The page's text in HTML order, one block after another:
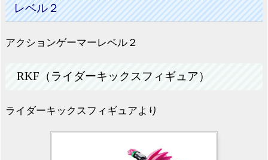
レベル２
アクションゲーマーレベル２
RKF（ライダーキックスフィギュア）
ライダーキックスフィギュアより